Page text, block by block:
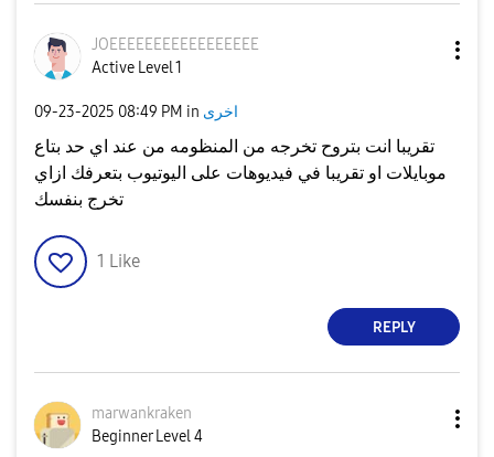
JOEEEEEEEEEEEEEEEEE
Active Level 1
‎09-23-2025 08:49 PM in اخرى
تقريبا انت بتروح تخرجه من المنظومه من عند اي حد بتاع
موبايلات او تقريبا في فيديوهات على اليوتيوب بتعرفك ازاي
تخرج بنفسك
1 Like
REPLY
marwankraken
Beginner Level 4